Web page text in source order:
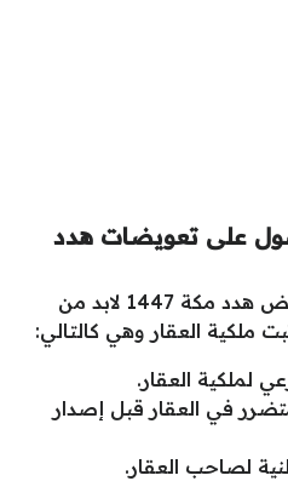
على تعويضات هدد
لضمان الحصول على تعويض هدد مكة 1447 لابد من
ملكية العقار وهي كالتالي:
لملكية العقار.
في العقار قبل إصدار
لصاحب العقار.